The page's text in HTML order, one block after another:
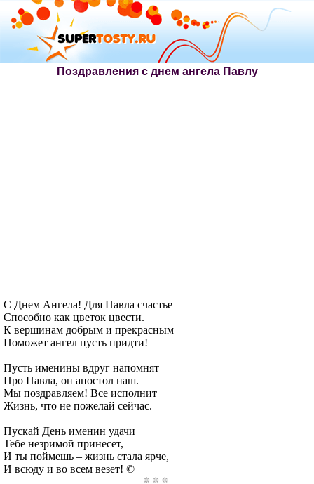
Поздравления с днем ангела Павлу
С Днем Ангела! Для Павла счастье
Способно как цветок цвести.
К вершинам добрым и прекрасным
Поможет ангел пусть придти!
Пусть именины вдруг напомнят
Про Павла, он апостол наш.
Мы поздравляем! Все исполнит
Жизнь, что не пожелай сейчас.
Пускай День именин удачи
Тебе незримой принесет,
И ты поймешь – жизнь стала ярче,
И всюду и во всем везет! ©